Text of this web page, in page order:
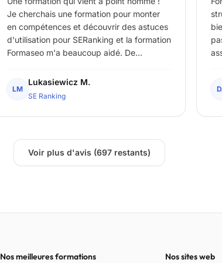
vacances !). La liste des extensions et des
outils évoquée dans les dernières vidéos
arrive à la rentrée !Si je cherche vraiment
un élément bonus que j'aurais pu aimé voir
aborder (pour challenger la formation !) le
Est-ce que ça peut rentrer dans ce
process de rédaction web SEO ?Merci !
Je cherchais une formation pour monter
en compétences et découvrir des astuces
d'utilisation pour SERanking et la formation
Formaseo m'a beaucoup aidé. De
vidéo, ce qui permet de s'approprier l'outil
de manière efficace. Merci beaucoup pour
LM
Lukasiewicz M.
SE Ranking
Voir plus d'avis (697 restants)
Nos meilleures formations Nos sites web